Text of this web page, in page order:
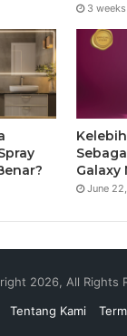
3
Galaxy
June
2026, All Rights
Tentang Kami